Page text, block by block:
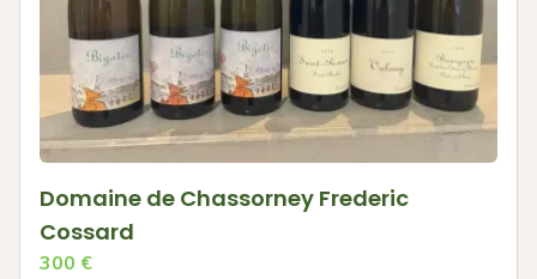
Domaine de Chassorney Frederic
Cossard
300 €